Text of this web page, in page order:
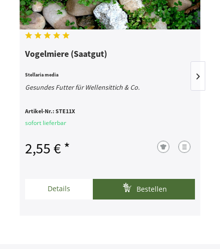
Vogelmiere (Saatgut)
Stellaria media
Gesundes Futter für Wellensittich & Co.
Artikel-Nr.: STE11X
sofort lieferbar
2,55 € *
Details Bestellen